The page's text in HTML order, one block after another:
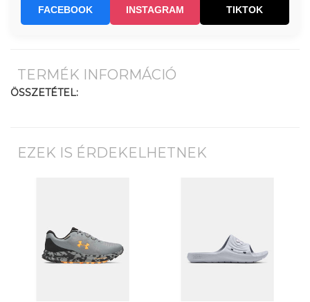
FACEBOOK INSTAGRAM TIKTOK
TERMÉK INFORMÁCIÓ
ÖSSZETÉTEL:
EZEK IS ÉRDEKELHETNEK